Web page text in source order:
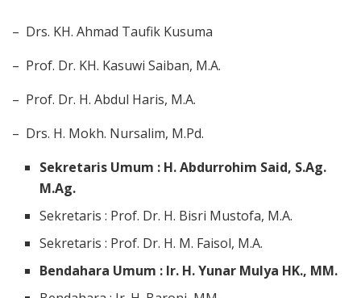
– Drs. KH. Ahmad Taufik Kusuma
– Prof. Dr. KH. Kasuwi Saiban, M.A.
– Prof. Dr. H. Abdul Haris, M.A.
– Drs. H. Mokh. Nursalim, M.Pd.
Sekretaris Umum : H. Abdurrohim Said, S.Ag.
M.Ag.
Sekretaris : Prof. Dr. H. Bisri Mustofa, M.A.
Sekretaris : Prof. Dr. H. M. Faisol, M.A.
Bendahara Umum : Ir. H. Yunar Mulya HK., MM.